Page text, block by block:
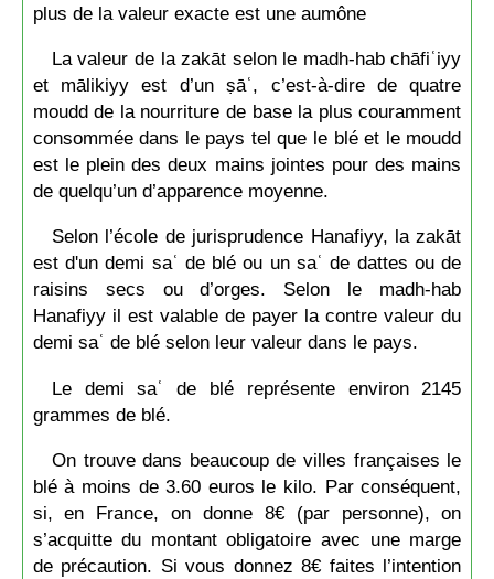
plus de la valeur exacte est une aumône
La valeur de la zakāt selon le madh-hab chāfiʿiyy
et mālikiyy est d’un ṣāʿ, c’est-à-dire de quatre
moudd de la nourriture de base la plus couramment
consommée dans le pays tel que le blé et le moudd
est le plein des deux mains jointes pour des mains
de quelqu’un d’apparence moyenne.
Selon l’école de jurisprudence Hanafiyy, la zakāt
est d'un demi saʿ de blé ou un saʿ de dattes ou de
raisins secs ou d’orges. Selon le madh-hab
Hanafiyy il est valable de payer la contre valeur du
demi saʿ de blé selon leur valeur dans le pays.
Le demi saʿ de blé représente environ 2145
grammes de blé.
On trouve dans beaucoup de villes françaises le
blé à moins de 3.60 euros le kilo. Par conséquent,
si, en France, on donne 8€ (par personne), on
s’acquitte du montant obligatoire avec une marge
de précaution. Si vous donnez 8€ faites l’intention